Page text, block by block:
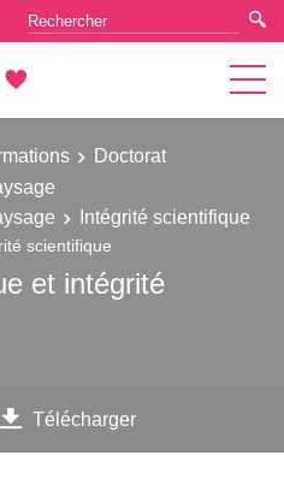
Doctorat
Intégrité scientifique
scientifique
et intégrité
Télécharger